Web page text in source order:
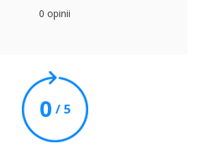
0 opinii
0 / 5